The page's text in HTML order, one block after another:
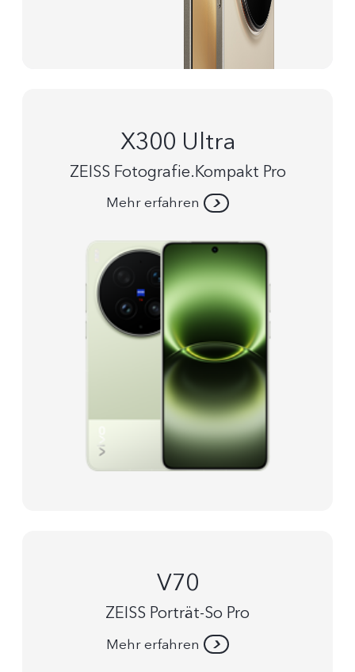
X300 Ultra
ZEISS Fotografie.Kompakt Pro
Mehr erfahren
V70
ZEISS Porträt-So Pro
Mehr erfahren